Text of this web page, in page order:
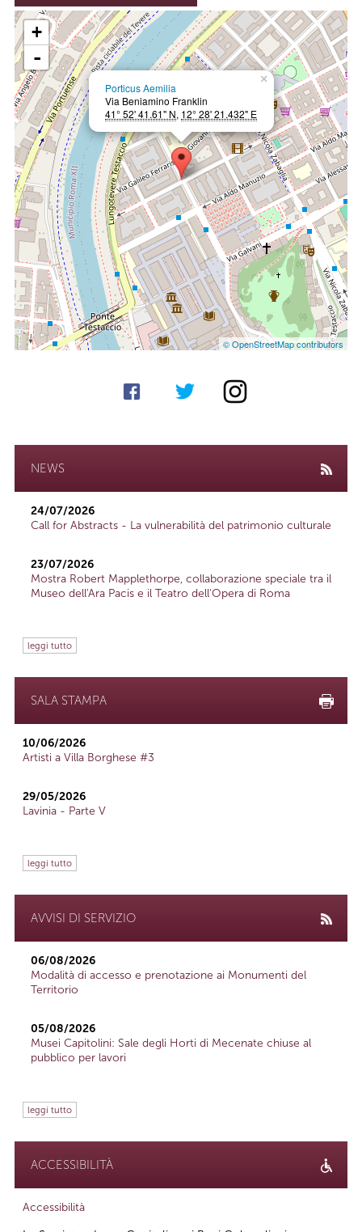
×
Porticus Aemilia
Via Beniamino Franklin
41° 52' 41.61" N, 12° 28' 21.432" E
+
-
© OpenStreetMap contributors
NEWS
24/07/2026
Call for Abstracts - La vulnerabilità del patrimonio culturale
23/07/2026
Mostra Robert Mapplethorpe, collaborazione speciale tra il
Museo dell'Ara Pacis e il Teatro dell'Opera di Roma
leggi tutto
SALA STAMPA
10/06/2026
Artisti a Villa Borghese #3
29/05/2026
Lavinia - Parte V
leggi tutto
AVVISI DI SERVIZIO
06/08/2026
Modalità di accesso e prenotazione ai Monumenti del
Territorio
05/08/2026
Musei Capitolini: Sale degli Horti di Mecenate chiuse al
pubblico per lavori
leggi tutto
ACCESSIBILITÀ
Accessibilità